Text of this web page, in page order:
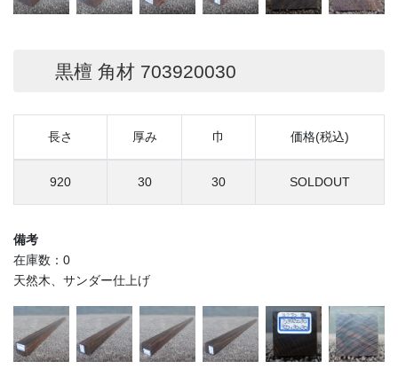
黒檀 角材 703920030
長さ 厚み 巾 価格(税込)
920 30 30 SOLDOUT
備考
在庫数：0
天然木、サンダー仕上げ